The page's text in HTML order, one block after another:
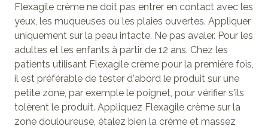
Flexagile crème ne doit pas entrer en contact avec les
yeux, les muqueuses ou les plaies ouvertes. Appliquer
uniquement sur la peau intacte. Ne pas avaler. Pour les
adultes et les enfants à partir de 12 ans. Chez les
patients utilisant Flexagile crème pour la première fois,
il est préférable de tester d'abord le produit sur une
petite zone, par exemple le poignet, pour vérifier s'ils
tolèrent le produit. Appliquez Flexagile crème sur la
zone douloureuse, étalez bien la crème et massez